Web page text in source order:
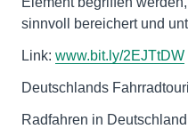
sinnvoll bereichert und
Link: www.bit.ly/2EJTtDW
Deutschlands
Radfahren in